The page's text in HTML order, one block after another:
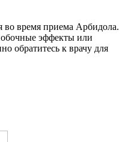
во время приема Арбидола.
эффекты или
обратитесь к врачу для